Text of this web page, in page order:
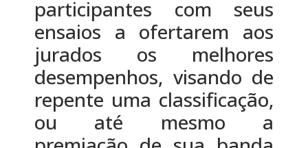
participantes com seus
ensaios a ofertarem aos
jurados os melhores
desempenhos, visando de
repente uma classificação,
ou até mesmo a